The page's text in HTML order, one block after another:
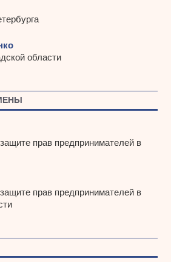
области
прав предпринимателей в
прав предпринимателей в